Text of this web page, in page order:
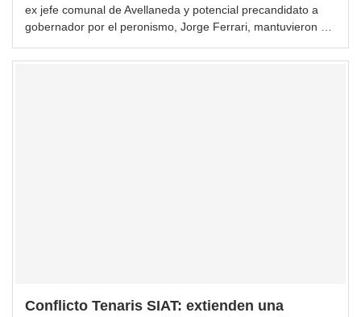
ex jefe comunal de Avellaneda y potencial precandidato a
gobernador por el peronismo, Jorge Ferrari, mantuvieron …
Conflicto Tenaris SIAT: extienden una